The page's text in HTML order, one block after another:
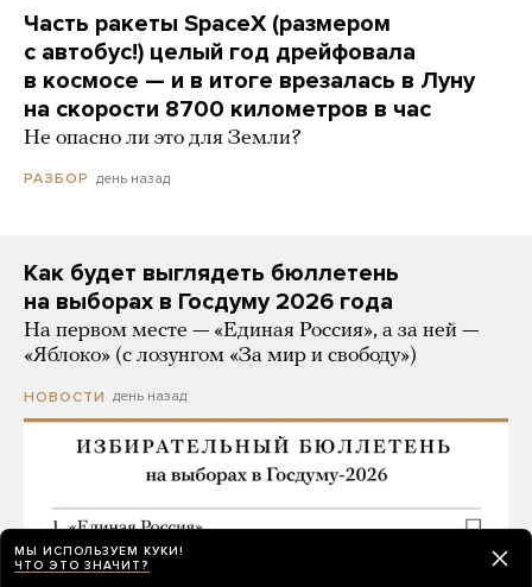
Часть ракеты SpaceX (размером
с автобус!) целый год дрейфовала
в космосе — и в итоге врезалась в Луну
на скорости 8700 километров в час
Не опасно ли это для Земли?
РАЗБОР день назад
Как будет выглядеть бюллетень
на выборах в Госдуму 2026 года
На первом месте — «Единая Россия», а за ней —
«Яблоко» (с лозунгом «За мир и свободу»)
НОВОСТИ день назад
МЫ ИСПОЛЬЗУЕМ КУКИ!
ЧТО ЭТО ЗНАЧИТ?